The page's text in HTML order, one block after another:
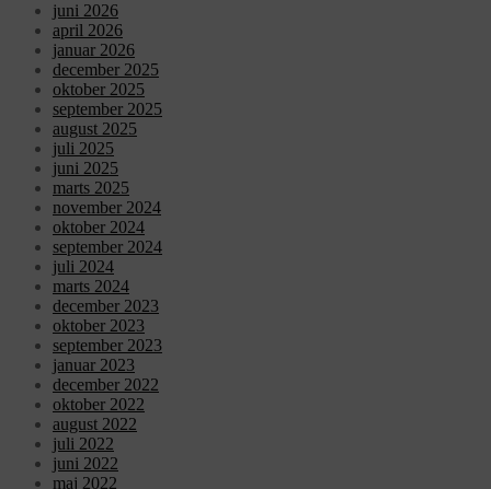
juni 2026
april 2026
januar 2026
december 2025
oktober 2025
september 2025
august 2025
juli 2025
juni 2025
marts 2025
november 2024
oktober 2024
september 2024
juli 2024
marts 2024
december 2023
oktober 2023
september 2023
januar 2023
december 2022
oktober 2022
august 2022
juli 2022
juni 2022
maj 2022